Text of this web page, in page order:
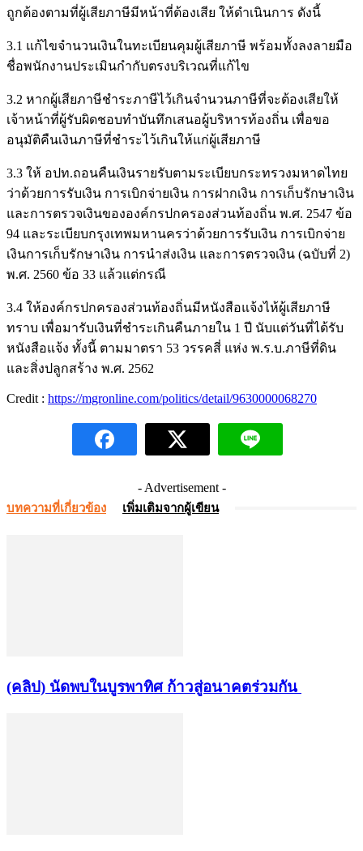
ถูกต้องตามที่ผู้เสียภาษีมีหน้าที่ต้องเสีย ให้ดำเนินการ ดังนี้
3.1 แก้ไขจำนวนเงินในทะเบียนคุมผู้เสียภาษี พร้อมทั้งลงลายมือ
ชื่อพนักงานประเมินกำกับตรงบริเวณที่แก้ไข
3.2 หากผู้เสียภาษีชำระภาษีไว้เกินจำนวนภาษีที่จะต้องเสียให้
เจ้าหน้าที่ผู้รับผิดชอบทำบันทึกเสนอผู้บริหารท้องถิ่น เพื่อขอ
อนุมัติคืนเงินภาษีที่ชำระไว้เกินให้แก่ผู้เสียภาษี
3.3 ให้ อปท.ถอนคืนเงินรายรับตามระเบียบกระทรวงมหาดไทย
ว่าด้วยการรับเงิน การเบิกจ่ายเงิน การฝากเงิน การเก็บรักษาเงิน
และการตรวจเงินขององค์กรปกครองส่วนท้องถิ่น พ.ศ. 2547 ข้อ
94 และระเบียบกรุงเทพมหานครว่าด้วยการรับเงิน การเบิกจ่าย
เงินการเก็บรักษาเงิน การนำส่งเงิน และการตรวจเงิน (ฉบับที่ 2)
พ.ศ. 2560 ข้อ 33 แล้วแต่กรณี
3.4 ให้องค์กรปกครองส่วนท้องถิ่นมีหนังสือแจ้งไห้ผู้เสียภาษี
ทราบ เพื่อมารับเงินที่ชำระเกินคืนภายใน 1 ปี นับแต่วันที่ได้รับ
หนังสือแจ้ง ทั้งนี้ ตามมาตรา 53 วรรคสี่ แห่ง พ.ร.บ.ภาษีที่ดิน
และสิ่งปลูกสร้าง พ.ศ. 2562
Credit : https://mgronline.com/politics/detail/9630000068270
- Advertisement -
บทความที่เกี่ยวข้อง เพิ่มเติมจากผู้เขียน
(คลิป) นัดพบในบูรพาทิศ ก้าวสู่อนาคตร่วมกัน